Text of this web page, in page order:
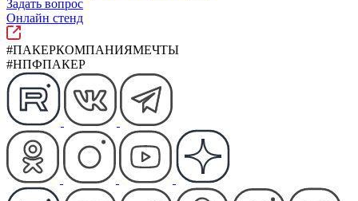
Задать вопрос
Онлайн стенд
#ПАКЕРКОМПАНИЯМЕЧТЫ
#НПФПАКЕР